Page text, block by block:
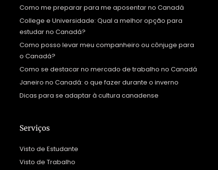
Como me preparar para me aposentar no Canadá
College e Universidade: Qual a melhor opção para
estudar no Canadá?
Como posso levar meu companheiro ou cônjuge para
o Canadá?
Como se destacar no mercado de trabalho no Canadá
Janeiro no Canadá: o que fazer durante o inverno
Dicas para se adaptar à cultura canadense
Serviços
Visto de Estudante
Visto de Trabalho